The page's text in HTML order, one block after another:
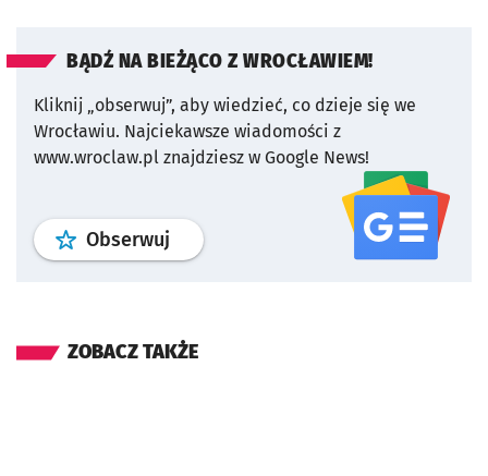
BĄDŹ NA BIEŻĄCO Z WROCŁAWIEM!
Kliknij „obserwuj”, aby wiedzieć, co dzieje się we
Wrocławiu. Najciekawsze wiadomości z
www.wroclaw.pl znajdziesz w Google News!
Obserwuj profil serwisu
ZOBACZ TAKŻE